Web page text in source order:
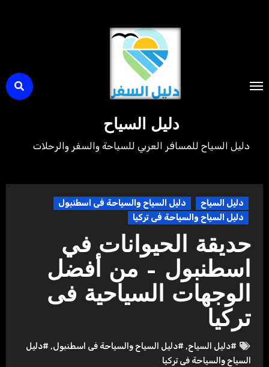
دليل السياح
دليل السياح للمسافر العربي للسياحة والسفر والرحلات
دليل السياح
دليل السياح والسياحة فى اسطنبول
دليل السياح والسياحة فى تركيا
حديقة الحيوانات في
اسطنبول – من أفضل
الوجهات السياحية فى
تركيا
#دليل السياح, #دليل السياح والسياحة فى اسطنبول, #دليل
السياح والسياحة فى تركيا